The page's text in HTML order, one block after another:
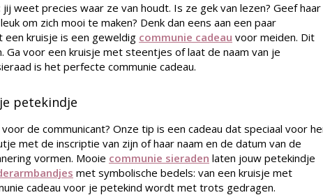
weet precies waar ze van houdt. Is ze gek van lezen? Geef haar
om zich mooi te maken? Denk dan eens aan een paar
een kruisje is een geweldig communie cadeau voor meiden. Dit
Ga voor een kruisje met steentjes of laat de naam van je
is het perfecte communie cadeau.
petekindje
de communicant? Onze tip is een cadeau dat speciaal voor
met de inscriptie van zijn of haar naam en de datum van de
vormen. Mooie communie sieraden laten jouw petekindje
met symbolische bedels: van een kruisje met
cadeau voor je petekind wordt met trots gedragen.